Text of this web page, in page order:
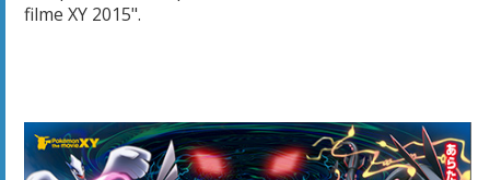
filme XY 2015".